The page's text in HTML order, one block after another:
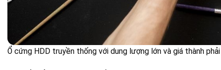
Ổ cứng HDD truyền thống với dung lượng lớn và giá thành